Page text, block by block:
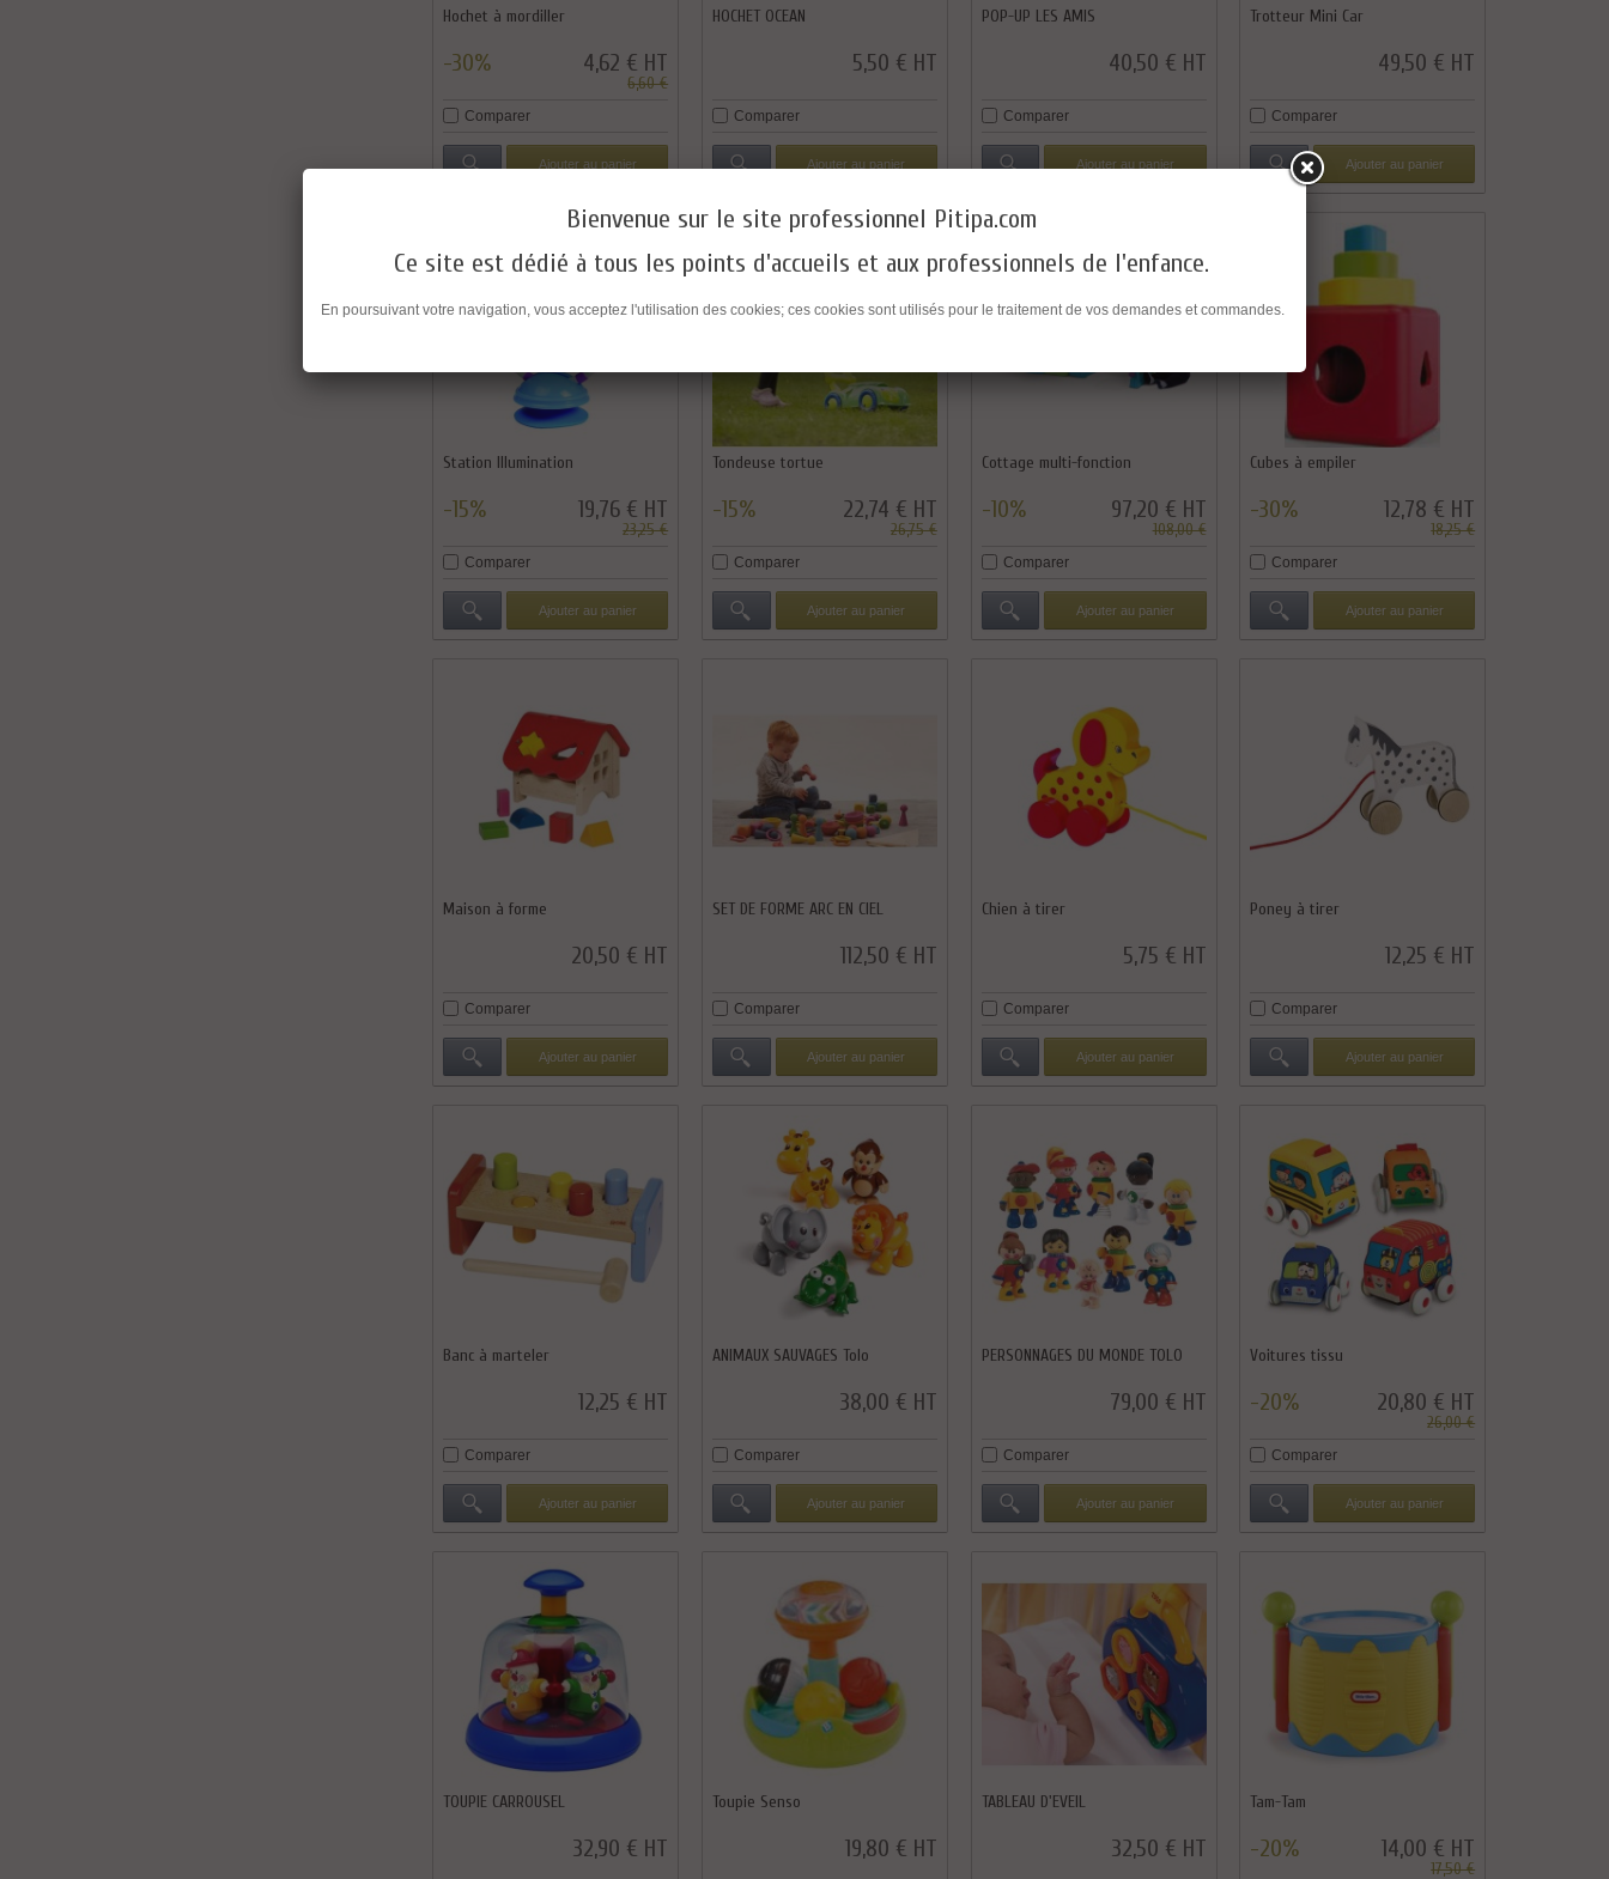
Hochet à mordiller
-30% 4,62 € HT
6,60 €
Comparer
Ajouter au panier
HOCHET OCEAN
5,50 € HT
Comparer
Ajouter au panier
POP-UP LES AMIS
40,50 € HT
Comparer
Ajouter au panier
Trotteur Mini Car
49,50 € HT
Comparer
Ajouter au panier
Station Illumination
-15% 19,76 € HT
23,25 €
Comparer
Ajouter au panier
Tondeuse tortue
-15% 22,74 € HT
26,75 €
Comparer
Ajouter au panier
Cottage multi-fonction
-10% 97,20 € HT
108,00 €
Comparer
Ajouter au panier
Cubes à empiler
-30% 12,78 € HT
18,25 €
Comparer
Ajouter au panier
Maison à forme
20,50 € HT
Comparer
Ajouter au panier
SET DE FORME ARC EN CIEL
112,50 € HT
Comparer
Ajouter au panier
Chien à tirer
5,75 € HT
Comparer
Ajouter au panier
Poney à tirer
12,25 € HT
Comparer
Ajouter au panier
Banc à marteler
12,25 € HT
Comparer
Ajouter au panier
ANIMAUX SAUVAGES Tolo
38,00 € HT
Comparer
Ajouter au panier
PERSONNAGES DU MONDE TOLO
79,00 € HT
Comparer
Ajouter au panier
Voitures tissu
-20% 20,80 € HT
26,00 €
Comparer
Ajouter au panier
TOUPIE CARROUSEL
32,90 € HT
Toupie Senso
19,80 € HT
TABLEAU D'EVEIL
32,50 € HT
Tam-Tam
-20% 14,00 € HT
17,50 €
Bienvenue sur le site professionnel Pitipa.com
Ce site est dédié à tous les points d'accueils et aux professionnels de l'enfance.
En poursuivant votre navigation, vous acceptez l'utilisation des cookies; ces cookies sont utilisés pour le traitement de vos demandes et commandes.